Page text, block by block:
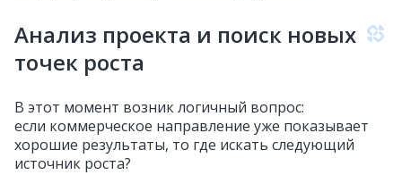
Анализ проекта и поиск новых
точек роста
В этот момент возник логичный вопрос:
если коммерческое направление уже показывает
хорошие результаты, то где искать следующий
источник роста?